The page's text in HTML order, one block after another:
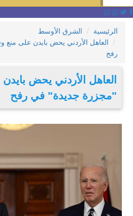
الرئيسية
الشرق الأوسط
العاهل الأردني يحض بايدن على
رفح
العاهل الأردني يحض
"مجزرة جديدة" في رفح